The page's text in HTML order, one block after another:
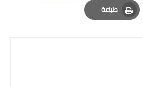
المرحلة الاعداديةطباعة
Print